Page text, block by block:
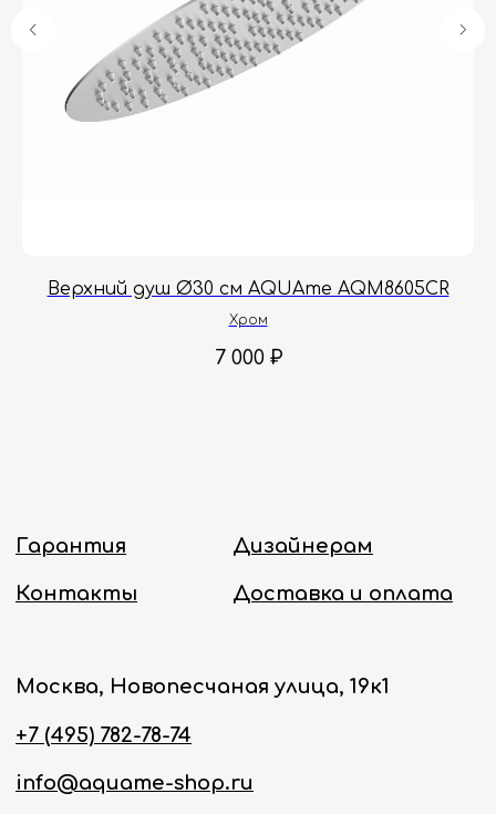
Верхний душ Ø30 см AQUAme AQM8605CR
Хром
7 000 ₽
Москва, Новопесчаная улица, 19к1
+7 (495) 782-78-74
info@aquame-shop.ru
Онлайн-магазин работает 24/7.